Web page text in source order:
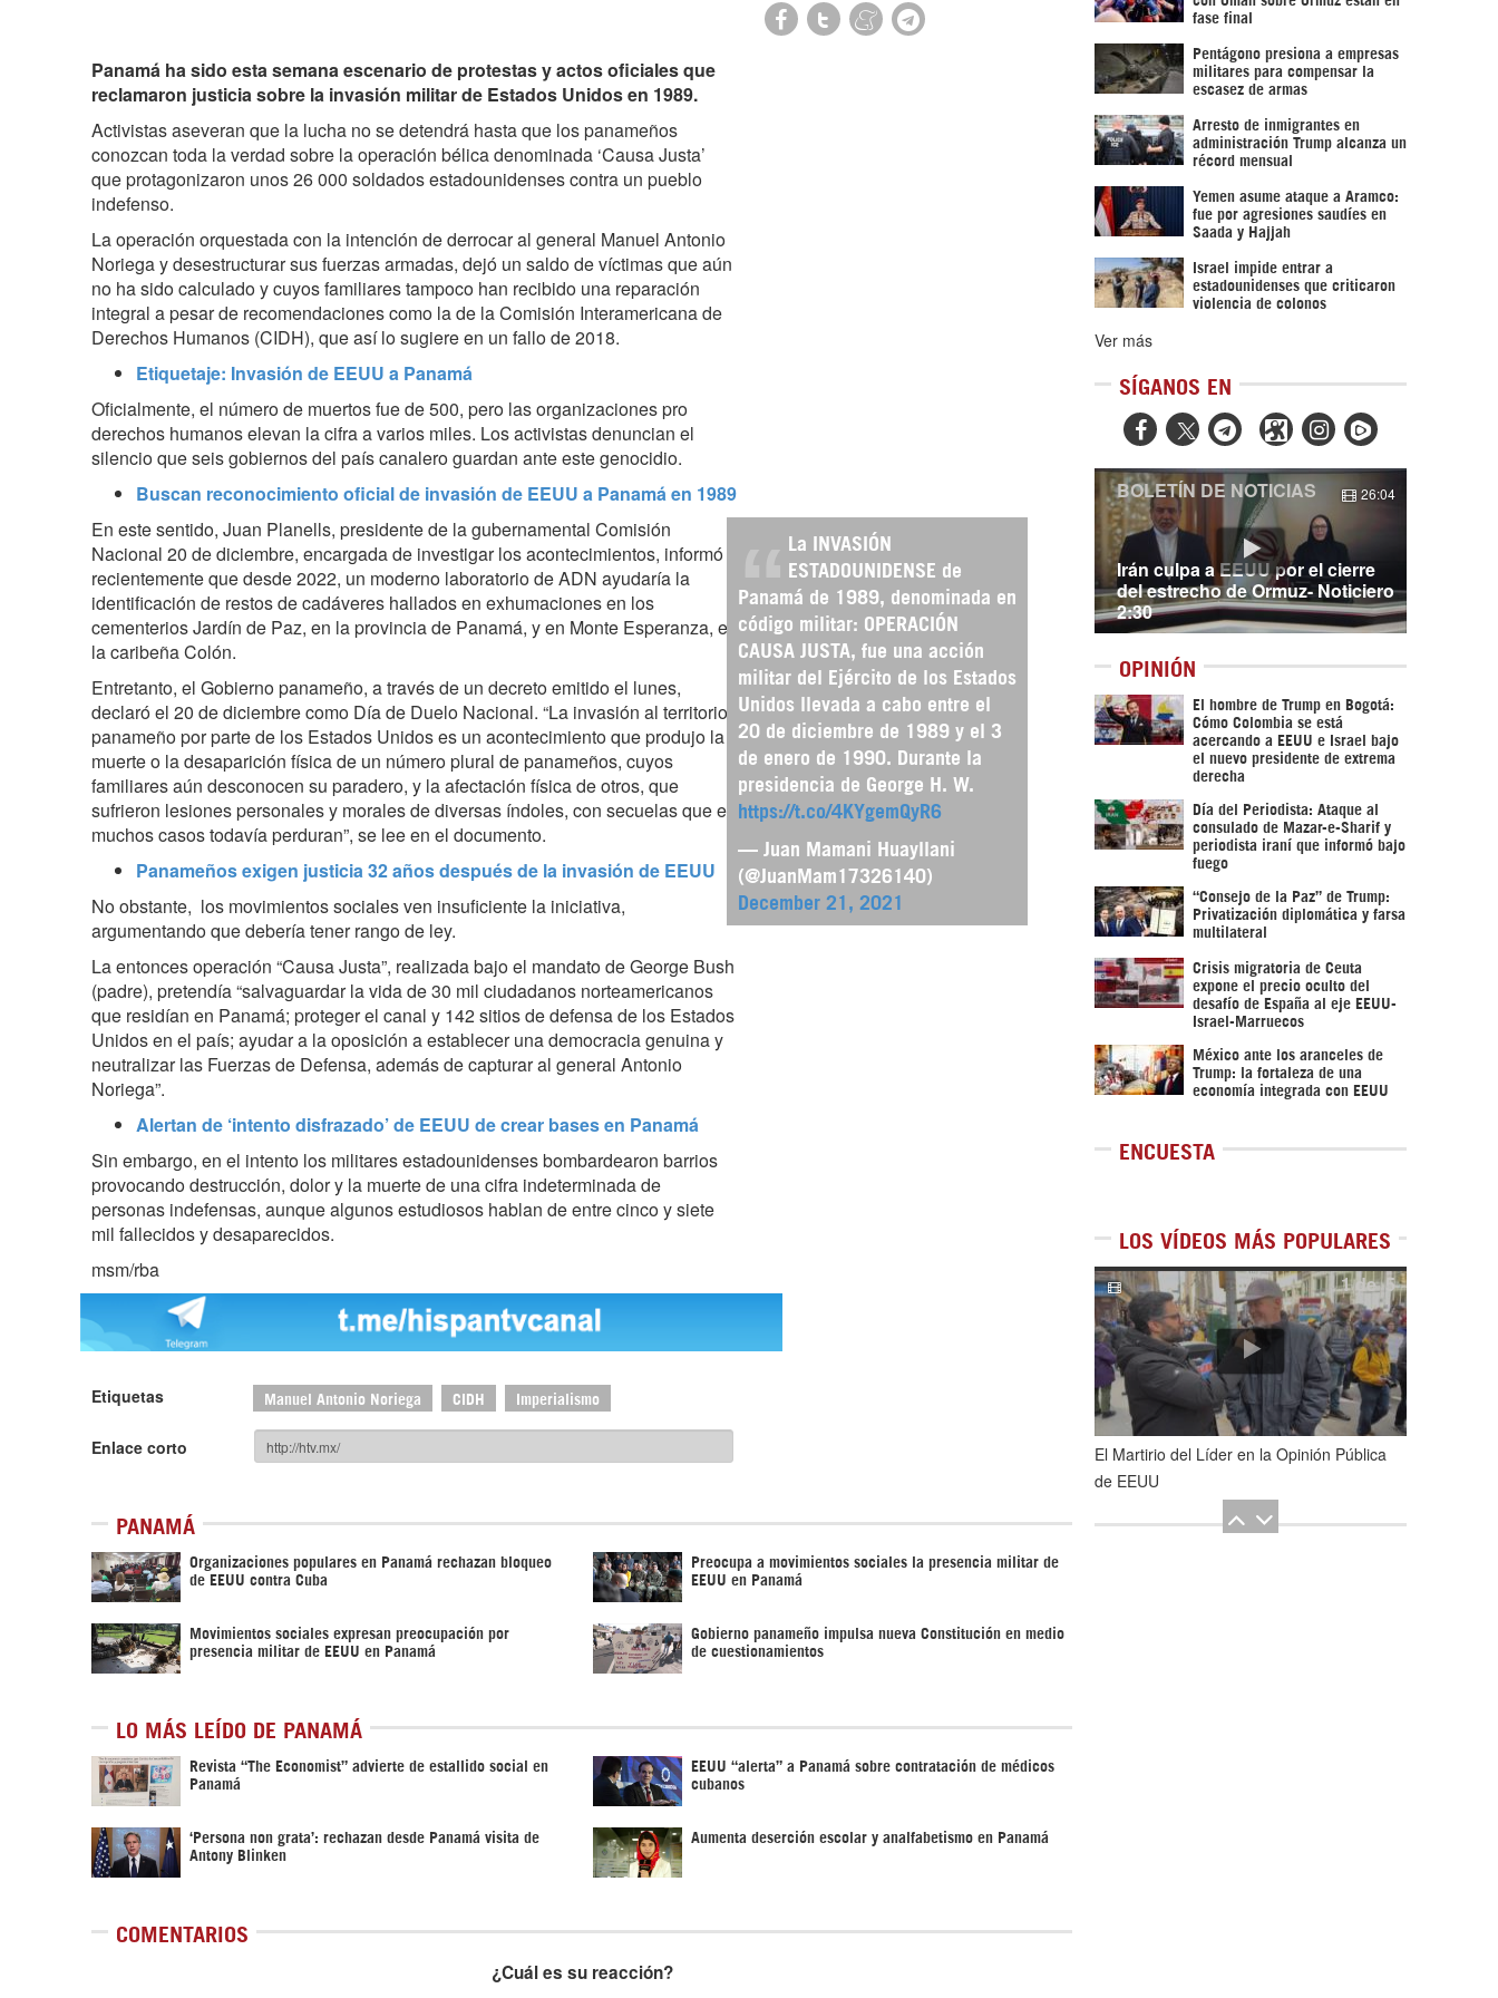
Panamá ha sido esta semana escenario de protestas y actos oficiales que
reclamaron justicia sobre la invasión militar de Estados Unidos en 1989.
Activistas aseveran que la lucha no se detendrá hasta que los panameños
conozcan toda la verdad sobre la operación bélica denominada ‘Causa Justa’
que protagonizaron unos 26 000 soldados estadounidenses contra un pueblo
indefenso.
La operación orquestada con la intención de derrocar al general Manuel Antonio
Noriega y desestructurar sus fuerzas armadas, dejó un saldo de víctimas que aún
no ha sido calculado y cuyos familiares tampoco han recibido una reparación
integral a pesar de recomendaciones como la de la Comisión Interamericana de
Derechos Humanos (CIDH), que así lo sugiere en un fallo de 2018.
Etiquetaje: Invasión de EEUU a Panamá
Oficialmente, el número de muertos fue de 500, pero las organizaciones pro
derechos humanos elevan la cifra a varios miles. Los activistas denuncian el
silencio que seis gobiernos del país canalero guardan ante este genocidio.
Buscan reconocimiento oficial de invasión de EEUU a Panamá en 1989
La INVASIÓN
ESTADOUNIDENSE de
Panamá de 1989, denominada en
código militar: OPERACIÓN
CAUSA JUSTA, fue una acción
militar del Ejército de los Estados
Unidos llevada a cabo entre el
20 de diciembre de 1989 y el 3
de enero de 1990.​ Durante la
presidencia de George H. W.
https://t.co/4KYgemQyR6
— Juan Mamani Huayllani
(@JuanMam17326140)
December 21, 2021
En este sentido, Juan Planells, presidente de la gubernamental Comisión
Nacional 20 de diciembre, encargada de investigar los acontecimientos, informó
recientemente que desde 2022, un moderno laboratorio de ADN ayudaría la
identificación de restos de cadáveres hallados en exhumaciones en los
cementerios Jardín de Paz, en la provincia de Panamá, y en Monte Esperanza, en
la caribeña Colón.
Entretanto, el Gobierno panameño, a través de un decreto emitido el lunes,
declaró el 20 de diciembre como Día de Duelo Nacional. “La invasión al territorio
panameño por parte de los Estados Unidos es un acontecimiento que produjo la
muerte o la desaparición física de un número plural de panameños, cuyos
familiares aún desconocen su paradero, y la afectación física de otros, que
sufrieron lesiones personales y morales de diversas índoles, con secuelas que en
muchos casos todavía perduran”, se lee en el documento.
Panameños exigen justicia 32 años después de la invasión de EEUU
No obstante, los movimientos sociales ven insuficiente la iniciativa,
argumentando que debería tener rango de ley.
La entonces operación “Causa Justa”, realizada bajo el mandato de George Bush
(padre), pretendía “salvaguardar la vida de 30 mil ciudadanos norteamericanos
que residían en Panamá; proteger el canal y 142 sitios de defensa de los Estados
Unidos en el país; ayudar a la oposición a establecer una democracia genuina y
neutralizar las Fuerzas de Defensa, además de capturar al general Antonio
Noriega”.
Alertan de ‘intento disfrazado’ de EEUU de crear bases en Panamá
Sin embargo, en el intento los militares estadounidenses bombardearon barrios
provocando destrucción, dolor y la muerte de una cifra indeterminada de
personas indefensas, aunque algunos estudiosos hablan de entre cinco y siete
mil fallecidos y desaparecidos.
msm/rba
Etiquetas Manuel Antonio Noriega CIDH Imperialismo
Enlace corto
PANAMÁ
Organizaciones populares en Panamá rechazan bloqueo
de EEUU contra Cuba
Preocupa a movimientos sociales la presencia militar de
EEUU en Panamá
Movimientos sociales expresan preocupación por
presencia militar de EEUU en Panamá
Gobierno panameño impulsa nueva Constitución en medio
de cuestionamientos
LO MÁS LEÍDO DE PANAMÁ
Revista “The Economist” advierte de estallido social en
Panamá
EEUU “alerta” a Panamá sobre contratación de médicos
cubanos
‘Persona non grata’: rechazan desde Panamá visita de
Antony Blinken
Aumenta deserción escolar y analfabetismo en Panamá
COMENTARIOS
fase final
Pentágono presiona a empresas
militares para compensar la
escasez de armas
Arresto de inmigrantes en
administración Trump alcanza un
récord mensual
Yemen asume ataque a Aramco:
fue por agresiones saudíes en
Saada y Hajjah
Israel impide entrar a
estadounidenses que criticaron
violencia de colonos
Ver más
SÍGANOS EN
  
Irán culpa a EEUU por el cierre
del estrecho de Ormuz- Noticiero
2:30
BOLETÍN DE NOTICIAS 26:04
OPINIÓN
El hombre de Trump en Bogotá:
Cómo Colombia se está
acercando a EEUU e Israel bajo
el nuevo presidente de extrema
derecha
Día del Periodista: Ataque al
consulado de Mazar-e-Sharif y
periodista iraní que informó bajo
fuego
“Consejo de la Paz” de Trump:
Privatización diplomática y farsa
multilateral
Crisis migratoria de Ceuta
expone el precio oculto del
desafío de España al eje EEUU-
Israel-Marruecos
México ante los aranceles de
Trump: la fortaleza de una
economía integrada con EEUU
ENCUESTA
LOS VÍDEOS MÁS POPULARES
1de5
El Martirio del Líder en la Opinión Pública
de EEUU